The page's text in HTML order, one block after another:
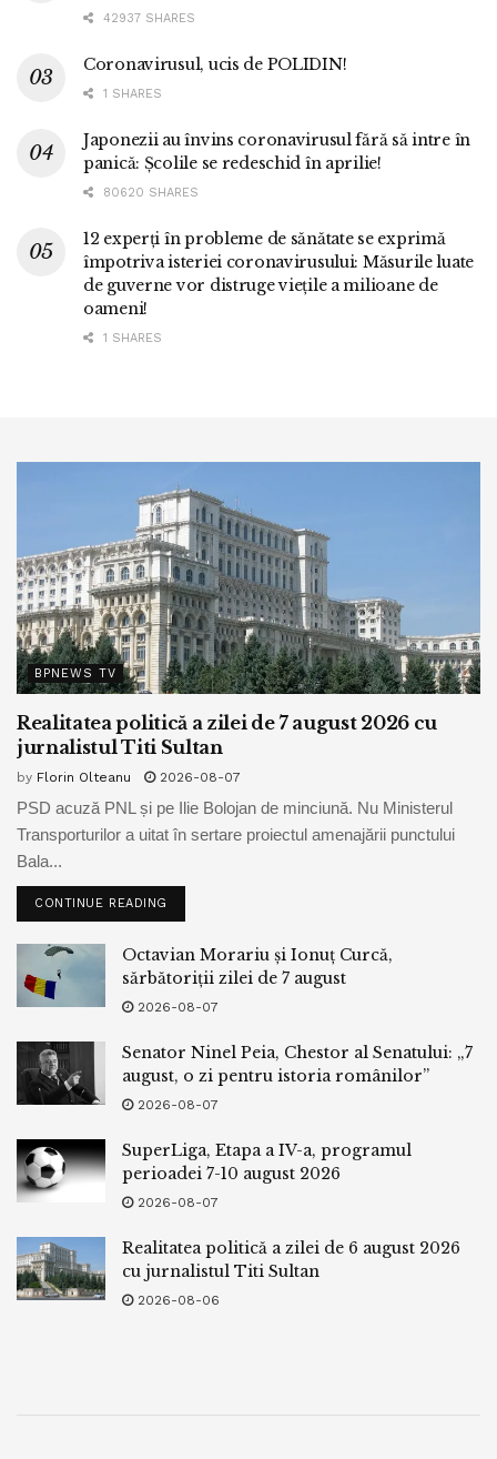
42937 SHARES
Coronavirusul, ucis de POLIDIN!
1 SHARES
Japonezii au învins coronavirusul fără să intre în
panică: Școlile se redeschid în aprilie!
80620 SHARES
12 experți în probleme de sănătate se exprimă
împotriva isteriei coronavirusului: Măsurile luate
de guverne vor distruge viețile a milioane de
oameni!
1 SHARES
BPNEWS TV
Realitatea politică a zilei de 7 august 2026 cu
jurnalistul Titi Sultan
by Florin Olteanu 2026-08-07
PSD acuză PNL și pe Ilie Bolojan de minciună. Nu Ministerul
Transporturilor a uitat în sertare proiectul amenajării punctului
Bala...
CONTINUE READING
Octavian Morariu și Ionuț Curcă,
sărbătoriții zilei de 7 august
2026-08-07
Senator Ninel Peia, Chestor al Senatului: „7
august, o zi pentru istoria românilor”
2026-08-07
SuperLiga, Etapa a IV-a, programul
perioadei 7-10 august 2026
2026-08-07
Realitatea politică a zilei de 6 august 2026
cu jurnalistul Titi Sultan
2026-08-06